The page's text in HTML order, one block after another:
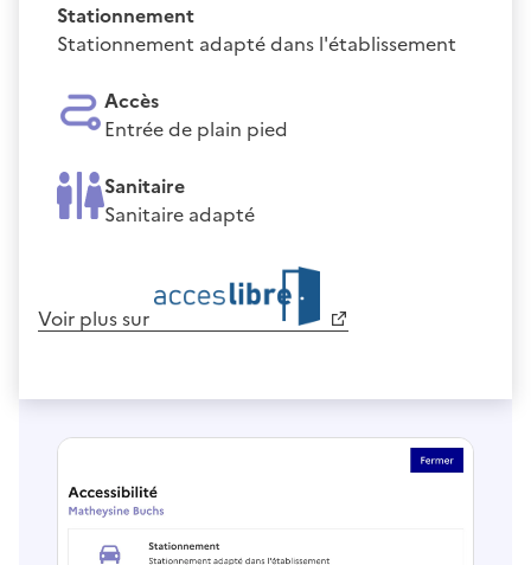
Stationnement
Stationnement adapté dans l'établissement
Accès
Entrée de plain pied
Sanitaire
Sanitaire adapté
Voir plus sur